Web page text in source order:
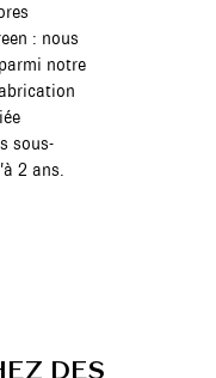
: nous
notre
sous-
2 ans.
DES